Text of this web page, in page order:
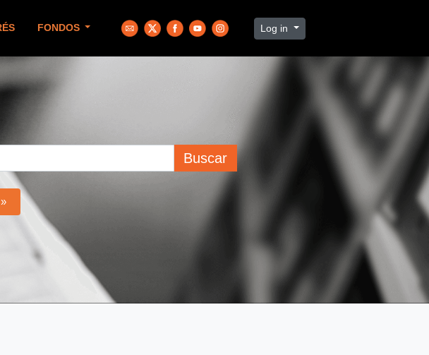
FONDOS Log in
Buscar